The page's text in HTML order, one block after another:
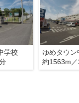
学校
ゆめタウン
約1563m